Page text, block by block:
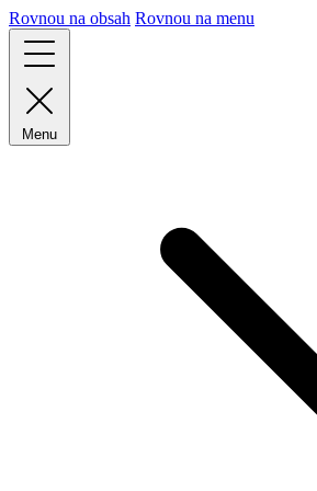
Rovnou na obsah Rovnou na menu
Menu